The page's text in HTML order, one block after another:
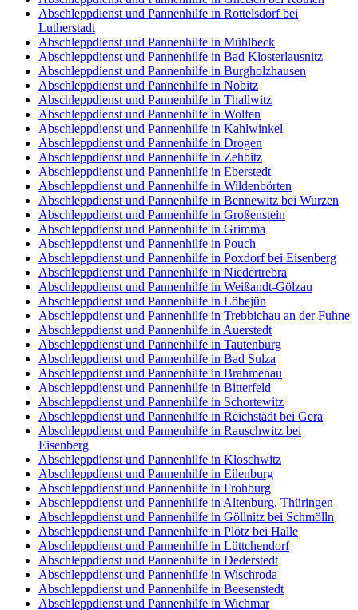
Abschleppdienst und Pannenhilfe in Rottelsdorf bei
Lutherstadt
Abschleppdienst und Pannenhilfe in Mühlbeck
Abschleppdienst und Pannenhilfe in Bad Klosterlausnitz
Abschleppdienst und Pannenhilfe in Burgholzhausen
Abschleppdienst und Pannenhilfe in Nobitz
Abschleppdienst und Pannenhilfe in Thallwitz
Abschleppdienst und Pannenhilfe in Wolfen
Abschleppdienst und Pannenhilfe in Kahlwinkel
Abschleppdienst und Pannenhilfe in Drogen
Abschleppdienst und Pannenhilfe in Zehbitz
Abschleppdienst und Pannenhilfe in Eberstedt
Abschleppdienst und Pannenhilfe in Wildenbörten
Abschleppdienst und Pannenhilfe in Bennewitz bei Wurzen
Abschleppdienst und Pannenhilfe in Großenstein
Abschleppdienst und Pannenhilfe in Grimma
Abschleppdienst und Pannenhilfe in Pouch
Abschleppdienst und Pannenhilfe in Poxdorf bei Eisenberg
Abschleppdienst und Pannenhilfe in Niedertrebra
Abschleppdienst und Pannenhilfe in Weißandt-Gölzau
Abschleppdienst und Pannenhilfe in Löbejün
Abschleppdienst und Pannenhilfe in Trebbichau an der Fuhne
Abschleppdienst und Pannenhilfe in Auerstedt
Abschleppdienst und Pannenhilfe in Tautenburg
Abschleppdienst und Pannenhilfe in Bad Sulza
Abschleppdienst und Pannenhilfe in Brahmenau
Abschleppdienst und Pannenhilfe in Bitterfeld
Abschleppdienst und Pannenhilfe in Schortewitz
Abschleppdienst und Pannenhilfe in Reichstädt bei Gera
Abschleppdienst und Pannenhilfe in Rauschwitz bei
Eisenberg
Abschleppdienst und Pannenhilfe in Kloschwitz
Abschleppdienst und Pannenhilfe in Eilenburg
Abschleppdienst und Pannenhilfe in Frohburg
Abschleppdienst und Pannenhilfe in Altenburg, Thüringen
Abschleppdienst und Pannenhilfe in Göllnitz bei Schmölln
Abschleppdienst und Pannenhilfe in Plötz bei Halle
Abschleppdienst und Pannenhilfe in Lüttchendorf
Abschleppdienst und Pannenhilfe in Dederstedt
Abschleppdienst und Pannenhilfe in Wischroda
Abschleppdienst und Pannenhilfe in Beesenstedt
Abschleppdienst und Pannenhilfe in Wichmar